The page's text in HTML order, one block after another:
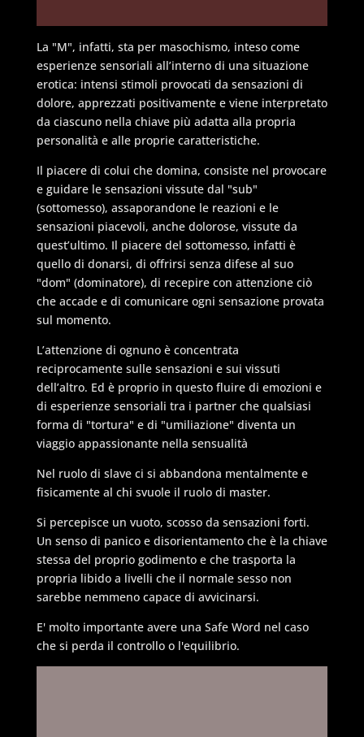
La "M", infatti, sta per masochismo, inteso come
esperienze sensoriali all’interno di una situazione
erotica: intensi stimoli provocati da sensazioni di
dolore, apprezzati positivamente e viene interpretato
da ciascuno nella chiave più adatta alla propria
personalità e alle proprie caratteristiche.
Il piacere di colui che domina, consiste nel provocare
e guidare le sensazioni vissute dal "sub"
(sottomesso), assaporandone le reazioni e le
sensazioni piacevoli, anche dolorose, vissute da
quest’ultimo. Il piacere del sottomesso, infatti è
quello di donarsi, di offrirsi senza difese al suo
"dom" (dominatore), di recepire con attenzione ciò
che accade e di comunicare ogni sensazione provata
sul momento.
L’attenzione di ognuno è concentrata
reciprocamente sulle sensazioni e sui vissuti
dell’altro. Ed è proprio in questo fluire di emozioni e
di esperienze sensoriali tra i partner che qualsiasi
forma di "tortura" e di "umiliazione" diventa un
viaggio appassionante nella sensualità
Nel ruolo di slave ci si abbandona mentalmente e
fisicamente al chi svuole il ruolo di master.
Si percepisce un vuoto, scosso da sensazioni forti.
Un senso di panico e disorientamento che è la chiave
stessa del proprio godimento e che trasporta la
propria libido a livelli che il normale sesso non
sarebbe nemmeno capace di avvicinarsi.
E' molto importante avere una Safe Word nel caso
che si perda il controllo o l'equilibrio.